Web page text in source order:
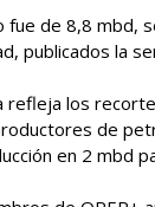
fue de 8,8 mbd,
publicados la
refleja los
de
en 2 mbd